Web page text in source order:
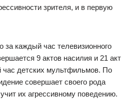
зрителя, и в первую
за каждый час телевизионного
9 актов насилия и 21 акт
час детских мультфильмов. По
совершает своего рода
их агрессивному поведению.